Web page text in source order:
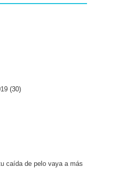
(30)
caída de pelo vaya a más